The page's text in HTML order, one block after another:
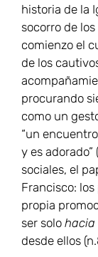
historia de la
socorro de
comienzo el
de los
procurando
como un
“un
y es
sociales, el
Francisco:
propia
ser solo hacia
desde ellos